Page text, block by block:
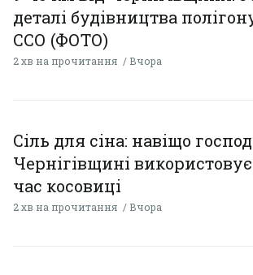
деталі будівництва
ССО (ФОТО)
2 хв на прочитання Вчора
Сіль для сіна: навіщо
Чернігівщині
час косовиці
2 хв на прочитання Вчора